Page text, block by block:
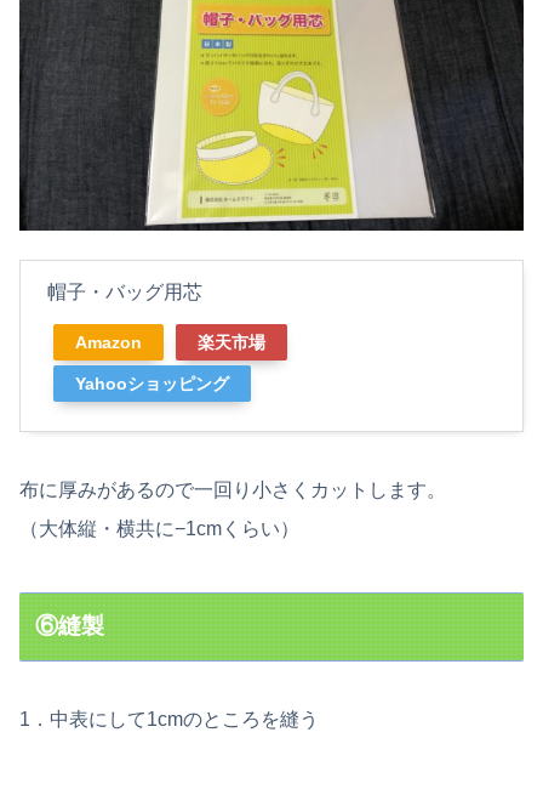
帽子・バッグ用芯
Amazon 楽天市場
Yahooショッピング
布に厚みがあるので一回り小さくカットします。
（大体縦・横共に−1cmくらい）
⑥縫製
1．中表にして1cmのところを縫う